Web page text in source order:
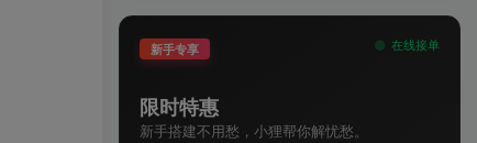
新手专享 在线接单
限时特惠
新手搭建不用愁，小狸帮你解忧愁。